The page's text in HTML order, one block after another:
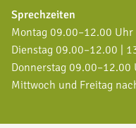
Sprechzeiten
Montag 09.00–12.00 Uhr
Dienstag 09.00–12.00 |
Donnerstag 09.00–12.00
Mittwoch und Freitag